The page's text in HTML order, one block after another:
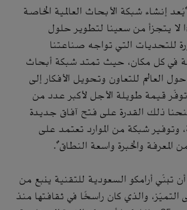
إنشاء شبكة الأبحاث العالمية الخاصة
لا يتجزأ من سعينا لتطوير حلول
للتحديات التي تواجه صناعتنا
في كل مكان، حيث تمتد شبكة أبحاث
العالم للتعاون وتحويل الأفكار إلى
قيمة طويلة الأجل لأكبر عدد من
ذلك القدرة على فتح آفاق جديدة
وتوفير شبكة من الموارد تعتمد على
المعرفة والخبرة واسعة النطاق".
أن تبنّي أرامكو السعودية للتقنية ينبع من
التميّز، والذي كان راسخًا في ثقافتها منذ